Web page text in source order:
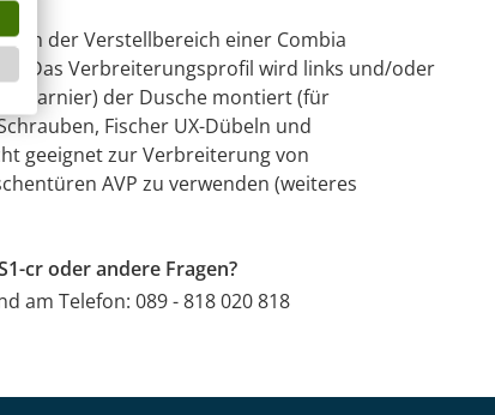
der Verstellbereich einer Combia
Das Verbreiterungsprofil wird links und/oder
Scharnier) der Dusche montiert (für
Fischer UX-Dübeln und
geeignet zur Verbreiterung von
AVP zu verwenden (weiteres
cr oder andere Fragen?
am Telefon: 089 - 818 020 818